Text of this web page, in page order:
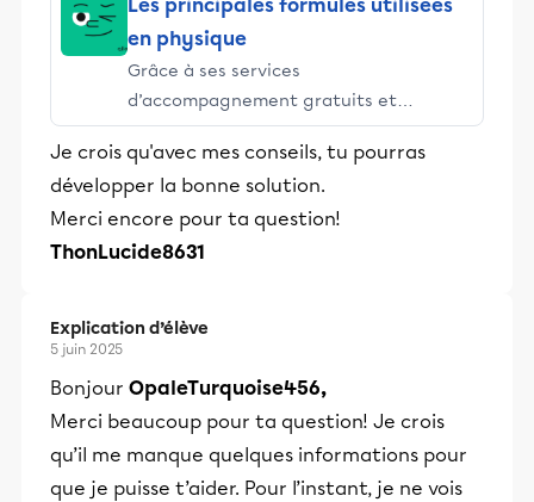
Les principales formules utilisées
en physique
Grâce à ses services
d’accompagnement gratuits et
stimulants, Alloprof engage les élèves
et leurs parents dans la réussite
éducative.
Je crois qu'avec mes conseils, tu pourras
développer la bonne solution.
Merci encore pour ta question!
ThonLucide8631
Explication d’élève
5 juin 2025
Bonjour OpaleTurquoise456,
Merci beaucoup pour ta question! Je crois
qu’il me manque quelques informations pour
que je puisse t’aider. Pour l’instant, je ne vois